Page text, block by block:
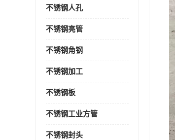
不锈钢人孔
不锈钢亮管
不锈钢角钢
不锈钢加工
不锈钢板
不锈钢工业方管
不锈钢封头